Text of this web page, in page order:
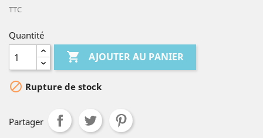
TTC
Quantité
 AJOUTER AU PANIER
 Rupture de stock
Partager